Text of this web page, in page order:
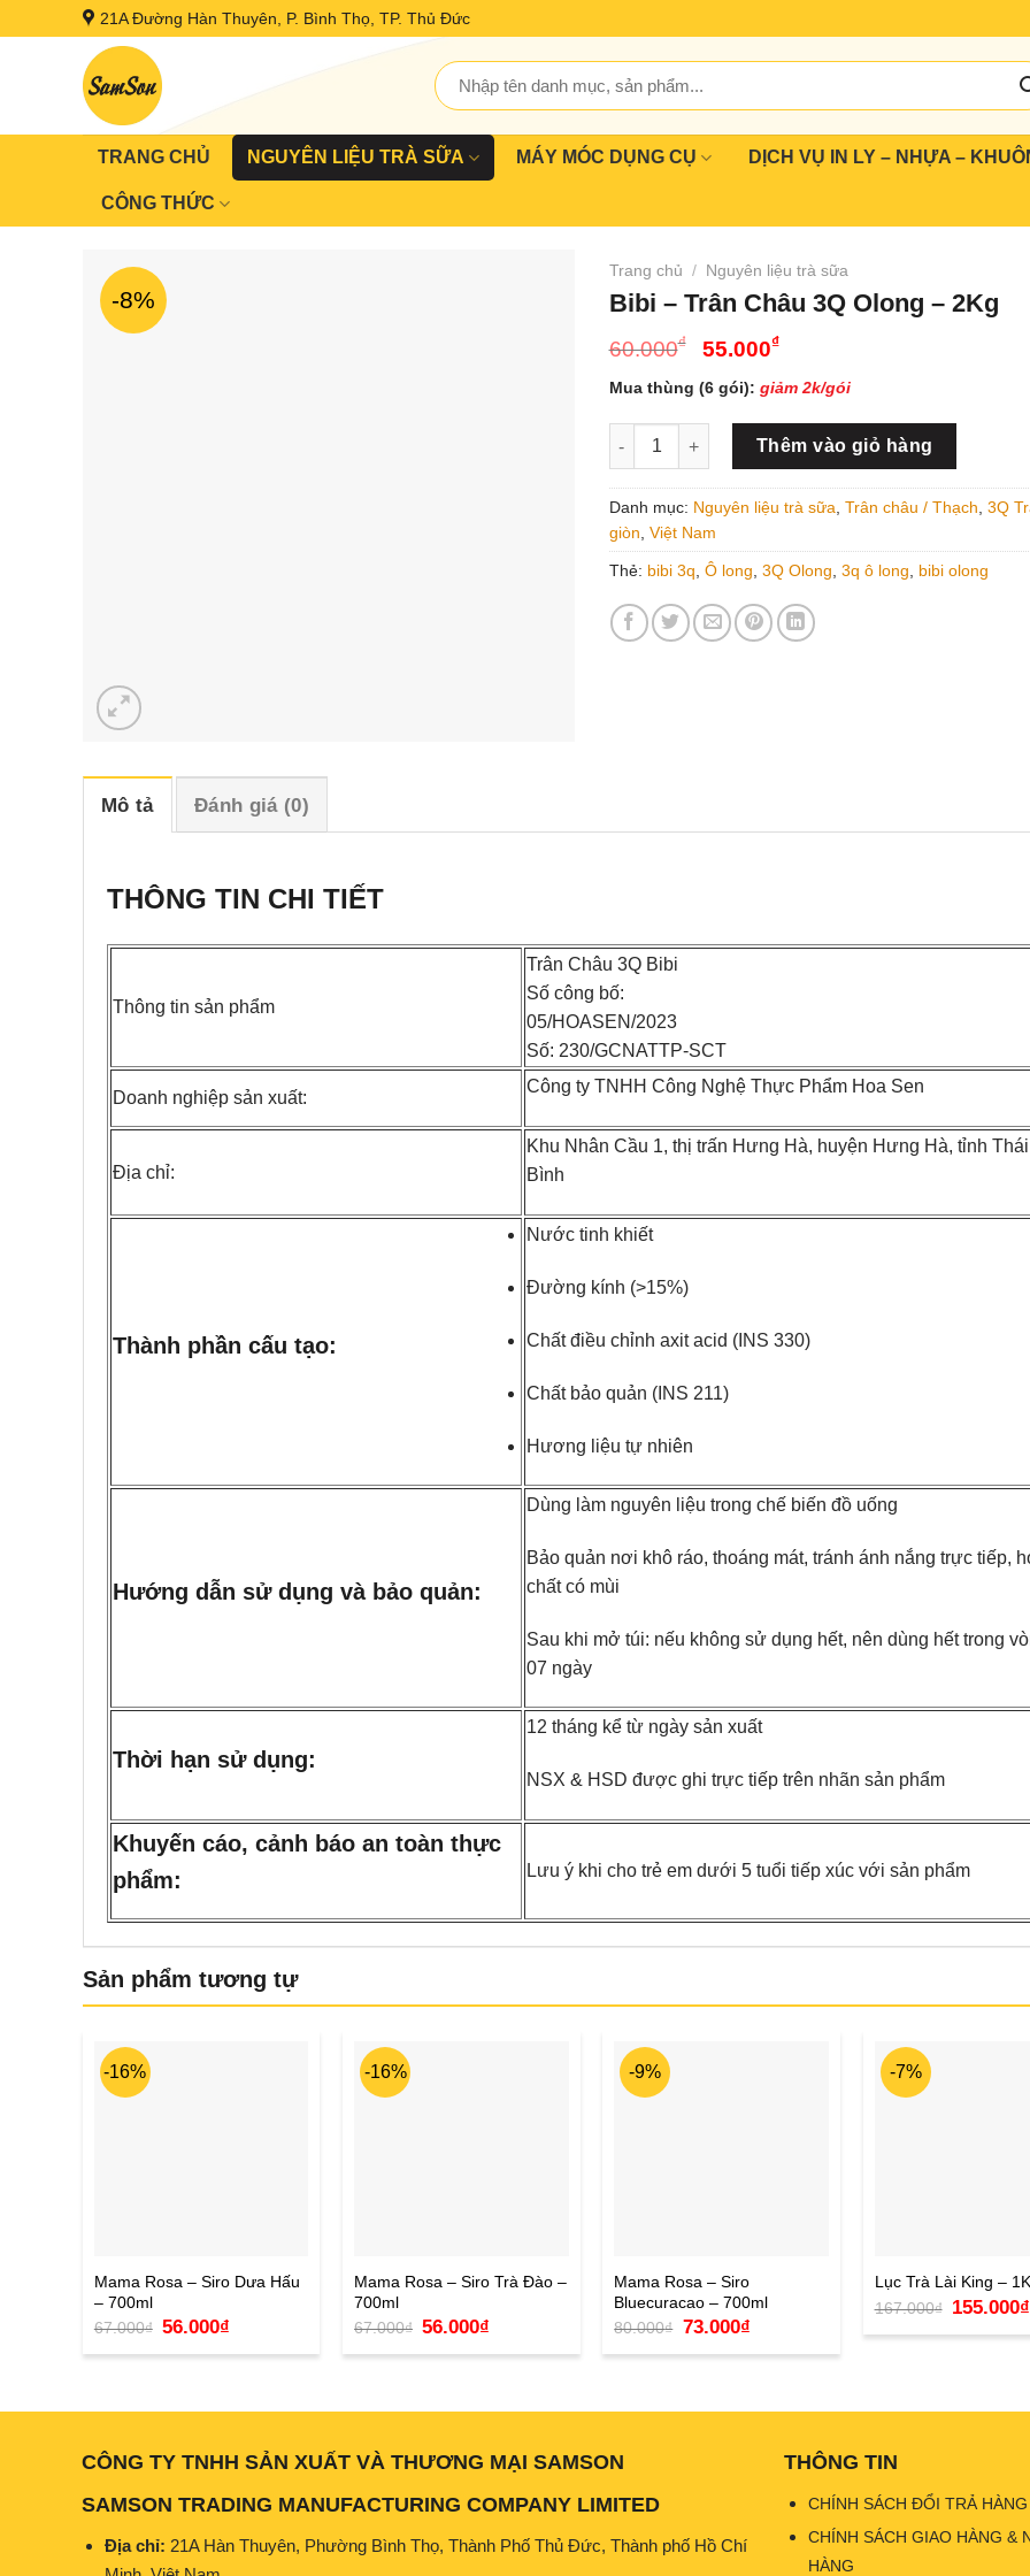
to
21A Đường Hàn Thuyên, P. Bình Thọ, TP. Thủ Đức
Tìm
kiếm:
TRANG CHỦ NGUYÊN LIỆU TRÀ SỮA MÁY MÓC DỤNG CỤ DỊCH VỤ IN LY – NHỰA –
CÔNG THỨC
-8%
Trang chủ / Nguyên liệu trà sữa
Bibi – Trân Châu 3Q Olong – 2Kg
60.000₫
Giá
gốc
là:
60.000₫.
55.000₫Giá
tại
là:
55.000₫.
Mua thùng (6 gói): giảm 2k/gói
Bibi - Trân Châu 3Q Olong - 2Kg số lượng
Thêm vào giỏ hàng
Danh mục: Nguyên liệu trà sữa Trân châu / Thạch 3Q
giòn Việt Nam
Thẻ: bibi 3q Ô long 3Q Olong 3q ô long bibi olong
Mô tả Đánh giá (0)
THÔNG TIN CHI TIẾT
Thông tin sản phẩm
Trân Châu 3Q Bibi
Số công bố:
05/HOASEN/2023
Số: 230/GCNATTP-SCT
Doanh nghiệp sản xuất:
Công ty TNHH Công Nghệ Thực Phẩm Hoa Sen
Địa chỉ:
Khu Nhân Cầu 1, thị trấn Hưng Hà, huyện Hưng Hà, tỉnh Thái
Bình
Thành phần cấu tạo:
Nước tinh khiết
Đường kính (>15%)
Chất điều chỉnh axit acid (INS 330)
Chất bảo quản (INS 211)
Hương liệu tự nhiên
Hướng dẫn sử dụng và bảo quản:
Dùng làm nguyên liệu trong chế biến đồ uống
Bảo quản nơi khô ráo, thoáng mát, tránh ánh nắng trực tiếp,
chất có mùi
Sau khi mở túi: nếu không sử dụng hết, nên dùng hết trong
07 ngày
Thời hạn sử dụng:
12 tháng kể từ ngày sản xuất
NSX & HSD được ghi trực tiếp trên nhãn sản phẩm
Khuyến cáo, cảnh báo an toàn thực
phẩm:
Lưu ý khi cho trẻ em dưới 5 tuổi tiếp xúc với sản phẩm
Sản phẩm tương tự
-16%
Mama Rosa – Siro Dưa Hấu
– 700ml
67.000₫ Giá
là:
56.000₫
tại
-16%
Mama Rosa – Siro Trà Đào –
700ml
67.000₫ Giá
là:
56.000₫
tại
-9%
Mama Rosa – Siro
Bluecuracao – 700ml
80.000₫ Giá
là:
73.000₫Giá
tại
-7%
Lục Trà Lài King –
167.000₫ Giá
là:
155.000₫
CÔNG TY TNHH SẢN XUẤT VÀ THƯƠNG MẠI SAMSON
SAMSON TRADING MANUFACTURING COMPANY LIMITED
Địa chỉ: 21A Hàn Thuyên, Phường Bình Thọ, Thành Phố Thủ Đức, Thành phố Hồ Chí
THÔNG TIN
CHÍNH SÁCH ĐỔI TRẢ HÀNG
CHÍNH SÁCH GIAO HÀNG &
HÀNG